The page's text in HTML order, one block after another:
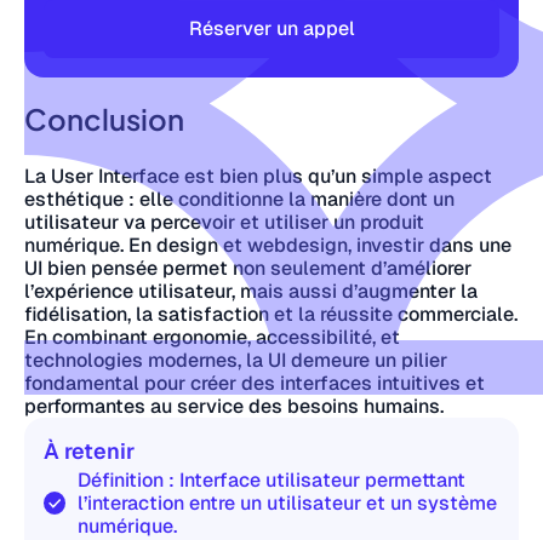
Réserver un appel
Conclusion
La User Interface est bien plus qu’un simple aspect
esthétique : elle conditionne la manière dont un
utilisateur va percevoir et utiliser un produit
numérique. En design et webdesign, investir dans une
UI bien pensée permet non seulement d’améliorer
l’expérience utilisateur, mais aussi d’augmenter la
fidélisation, la satisfaction et la réussite commerciale.
En combinant ergonomie, accessibilité, et
technologies modernes, la UI demeure un pilier
fondamental pour créer des interfaces intuitives et
performantes au service des besoins humains.
À retenir
Définition : Interface utilisateur permettant
l’interaction entre un utilisateur et un système
numérique.